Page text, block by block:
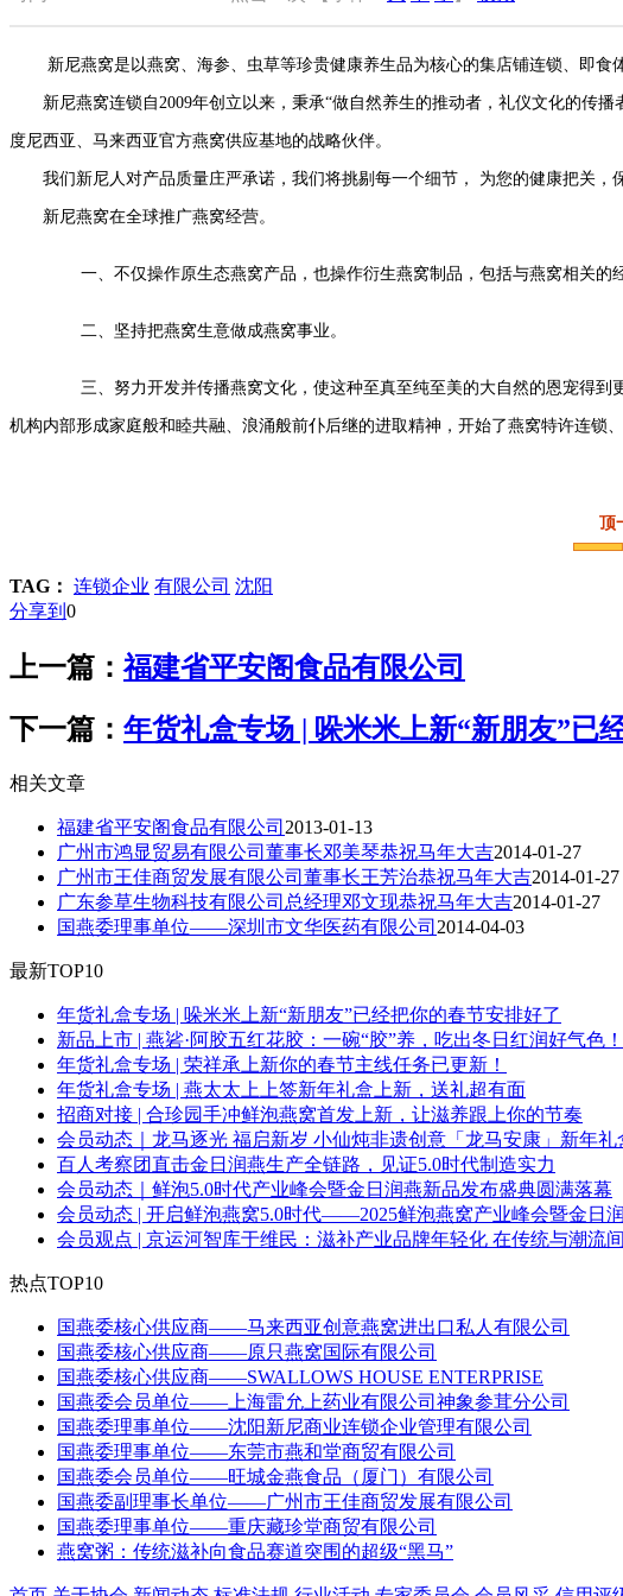
新尼燕窝是以燕窝、海参、虫草等珍贵健康养生品为核心的集店铺连锁、即
新尼燕窝连锁自2009年创立以来，秉承“做自然养生的推动者，礼仪文化的传播
度尼西亚、马来西亚官方燕窝供应基地的战略伙伴。
我们新尼人对产品质量庄严承诺，我们将挑剔每一个细节， 为您的健康把关，
新尼燕窝在全球推广燕窝经营。
一、不仅操作原生态燕窝产品，也操作衍生燕窝制品，包括与燕窝相关的经
二、坚持把燕窝生意做成燕窝事业。
三、努力开发并传播燕窝文化，使这种至真至纯至美的大自然的恩宠得到
机构内部形成家庭般和睦共融、浪涌般前仆后继的进取精神，开始了燕窝特许连锁
顶
TAG： 连锁企业 有限公司 沈阳
分享到 0
上一篇：福建省平安阁食品有限公司
下一篇： 年货礼盒专场 | 哚米米上新“新朋友”已
相关文章
福建省平安阁食品有限公司 2013-01-13
广州市鸿显贸易有限公司董事长邓美琴恭祝马年大吉2014-01-27
广州市王佳商贸发展有限公司董事长王芳治恭祝马年大吉2014-01-27
广东参草生物科技有限公司总经理邓文现恭祝马年大吉2014-01-27
国燕委理事单位——深圳市文华医药有限公司 2014-04-03
最新TOP10
年货礼盒专场 | 哚米米上新“新朋友”已经把你的春节安排好了
新品上市 | 燕硰·阿胶五红花胶：一碗“胶”养，吃出冬日红润好气色！
年货礼盒专场 | 荣祥承上新你的春节主线任务已更新！
年货礼盒专场 | 燕太太上上签新年礼盒上新，送礼超有面
招商对接 | 合珍园手冲鲜泡燕窝首发上新，让滋养跟上你的节奏
会员动态｜龙马逐光 福启新岁 小仙炖非遗创意「龙马安康」新年礼
百人考察团直击金日润燕生产全链路，见证5.0时代制造实力
会员动态｜鲜泡5.0时代产业峰会暨金日润燕新品发布盛典圆满落幕
会员动态 | 开启鲜泡燕窝5.0时代——2025鲜泡燕窝产业峰会暨金日
会员观点 | 京运河智库于维民：滋补产业品牌年轻化 在传统与潮流
热点TOP10
国燕委核心供应商——马来西亚创意燕窝进出口私人有限公司
国燕委核心供应商——原只燕窝国际有限公司
国燕委核心供应商——SWALLOWS HOUSE ENTERPRISE
国燕委会员单位——上海雷允上药业有限公司神象参茸分公司
国燕委理事单位——沈阳新尼商业连锁企业管理有限公司
国燕委理事单位——东莞市燕和堂商贸有限公司
国燕委会员单位——旺城金燕食品（厦门）有限公司
国燕委副理事长单位——广州市王佳商贸发展有限公司
国燕委理事单位——重庆藏珍堂商贸有限公司
燕窝粥：传统滋补向食品赛道突围的超级“黑马”